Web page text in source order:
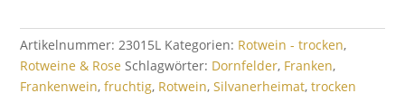
Menge
Artikelnummer:23015L Kategorien: Rotwein - trocken,
Rotweine & Rose Schlagwörter: Dornfelder, Franken,
Frankenwein,fruchtig, Rotwein,Silvanerheimat,trocken